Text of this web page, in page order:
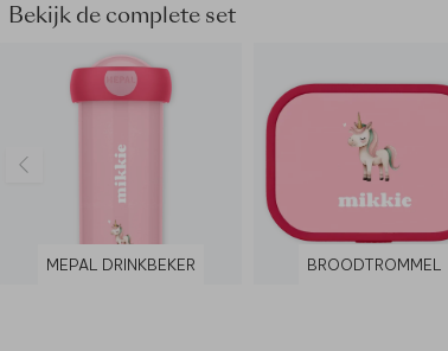
Bekijk de complete set
MEPAL DRINKBEKER BROODTROMMEL